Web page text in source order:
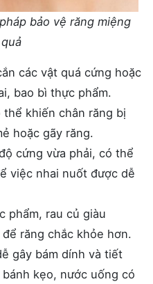
bảo vệ răng miệng
các vật quá cứng hoặc
bao bì thực phẩm.
khiến chân răng bị
hoặc gãy răng.
cứng vừa phải, có thể
việc nhai nuốt được dễ
phẩm, rau củ giàu
răng chắc khỏe hơn.
gây bám dính và tiết
kẹo, nước uống có